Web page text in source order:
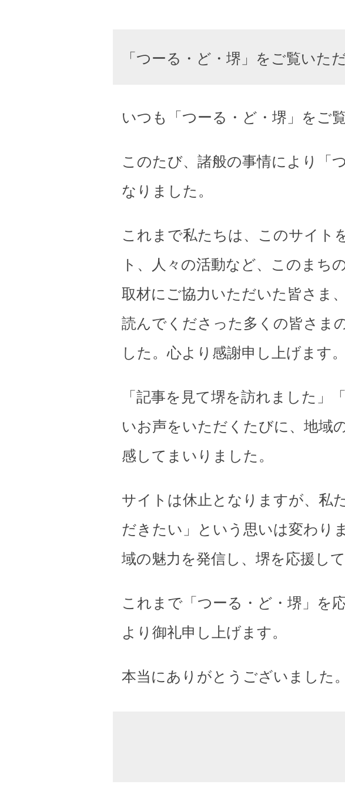
「つーる・ど・堺」をご覧いた
いつも「つーる・ど・堺」をご
このたび、諸般の事情により「
なりました。
これまで私たちは、このサイト
ト、人々の活動など、このまち
取材にご協力いただいた皆さま
読んでくださった多くの皆さま
した。心より感謝申し上げます。
「記事を見て堺を訪れました
いお声をいただくたびに、地域
感してまいりました。
サイトは休止となりますが、私
だきたい」という思いは変わり
域の魅力を発信し、堺を応援し
これまで「つーる・ど・堺」を
より御礼申し上げます。
本当にありがとうございました。